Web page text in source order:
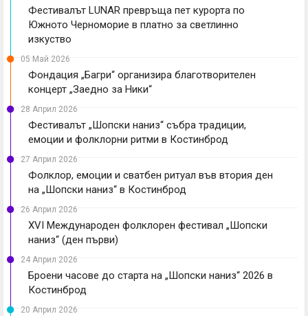
Фестивалът LUNAR превръща пет курорта по
Южното Черноморие в платно за светлинно
изкуство
05 Май 2026
Фондация „Багри“ организира благотворителен
концерт „Заедно за Ники“
28 Април 2026
Фестивалът „Шопски наниз“ събра традиции,
емоции и фолклорни ритми в Костинброд
27 Април 2026
Фолклор, емоции и сватбен ритуал във втория ден
на „Шопски наниз“ в Костинброд
26 Април 2026
XVI Международен фолклорен фестивал „Шопски
наниз“ (ден първи)
24 Април 2026
Броени часове до старта на „Шопски наниз“ 2026 в
Костинброд
20 Април 2026